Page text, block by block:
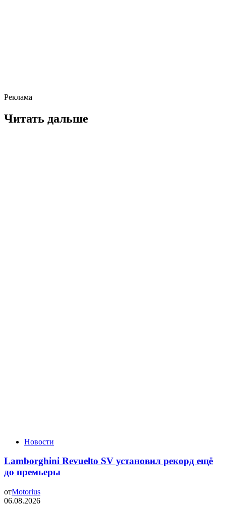
Реклама
Читать дальше
Новости
Lamborghini Revuelto SV установил рекорд ещё
до премьеры
отMotorius
06.08.2026